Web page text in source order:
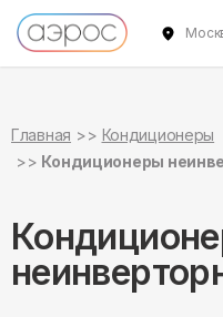
Главная
Кондиционеры
Кондиционеры